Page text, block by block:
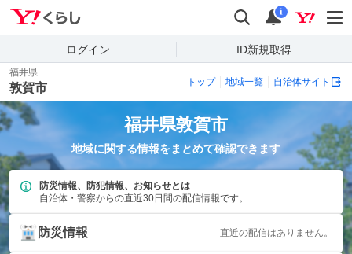
検索 通知
i
ログイン ID新規取得
福井県
敦賀市 トップ 地域一覧 自治体サイト
福井県敦賀市
地域に関する情報をまとめて確認できます
防災情報、防犯情報、お知らせとは
自治体・警察からの直近30日間の配信情報です。
防災情報 直近の配信はありません。